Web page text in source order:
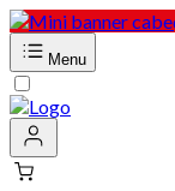
Menu